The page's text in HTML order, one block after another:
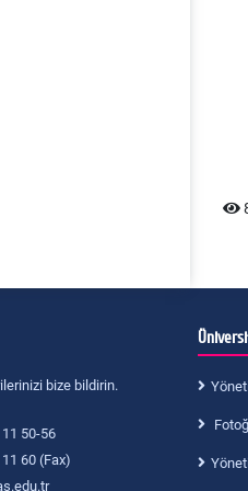
bize bildirin.
50-56
60 (Fax)